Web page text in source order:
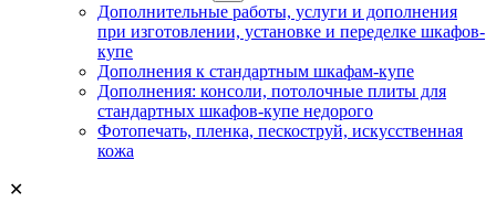
Дополнительные работы, услуги и дополнения
при изготовлении, установке и переделке шкафов-
купе
Дополнения к стандартным шкафам-купе
Дополнения: консоли, потолочные плиты для
стандартных шкафов-купе недорого
Фотопечать, пленка, пескоструй, искусственная
кожа
✕